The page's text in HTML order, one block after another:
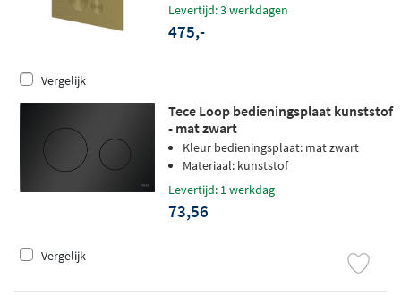
Levertijd: 3 werkdagen
475,-
Vergelijk
Tece Loop bedieningsplaat kunststof
- mat zwart
Kleur bedieningsplaat: mat zwart
Materiaal: kunststof
Levertijd: 1 werkdag
73,56
Vergelijk